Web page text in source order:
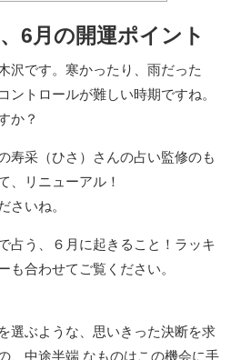
6月の開運ポイント
沢です。寒かったり、雨だった
ントロールが難しい時期ですね。
か？
寿采（ひさ）さんの占い監修のも
、リニューアル！
さいね。
占う、６月に起きること！ラッキ
も合わせてご覧ください。
選ぶような、思いきった決断を求
、中途半端 なものはこの機会に手